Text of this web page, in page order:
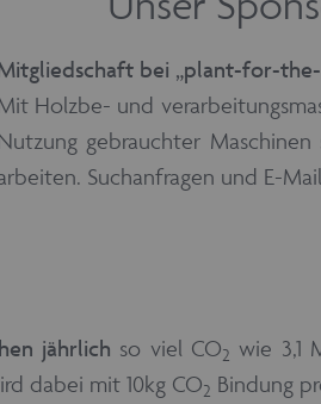
bei „plant-for-
Holzbe- und
gebrauchter
Suchanfragen und E-
jährlich so viel CO2 wie 3,1
dabei mit 10kg CO2 Bindung